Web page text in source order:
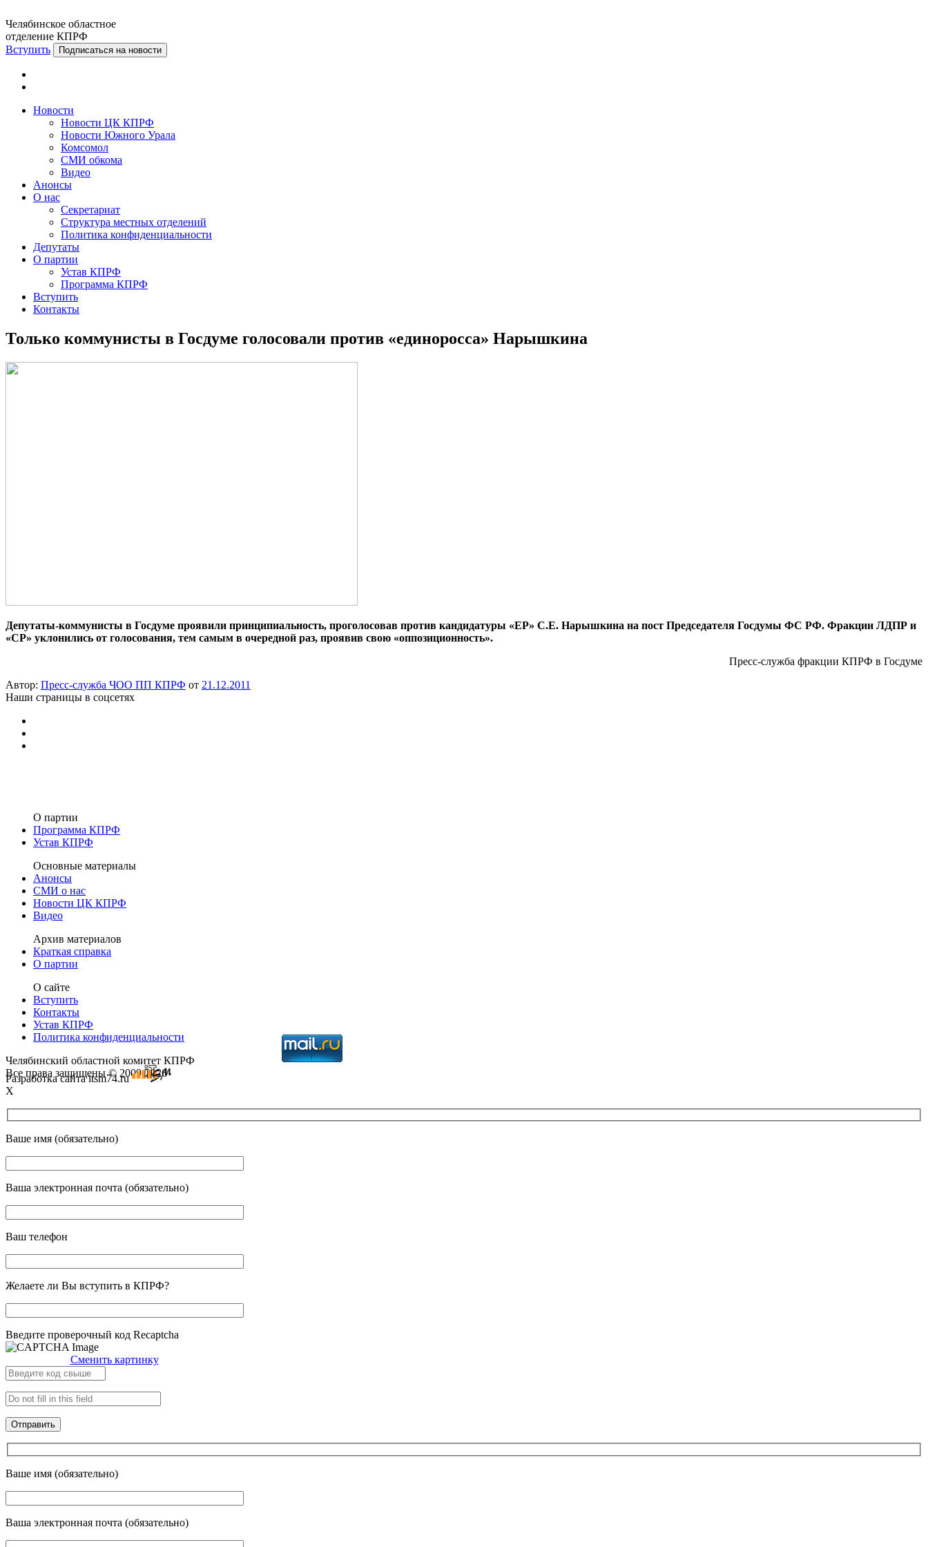
Челябинское областное
отделение КПРФ
Вступить
Подписаться на новости
Новости
Новости ЦК КПРФ
Новости Южного Урала
Комсомол
СМИ обкома
Видео
Анонсы
О нас
Секретариат
Структура местных отделений
Политика конфиденциальности
Депутаты
О партии
Устав КПРФ
Программа КПРФ
Вступить
Контакты
Только коммунисты в Госдуме голосовали против «единоросса» Нарышкина
Депутаты-коммунисты в Госдуме проявили принципиальность, проголосовав против кандидатуры «ЕР» С.Е. Нарышкина на пост Председателя Госдумы ФС РФ. Фракции ЛДПР и
«СР» уклонились от голосования, тем самым в очередной раз, проявив свою «оппозиционность».
Пресс-служба фракции КПРФ в Госдуме
Автор: Пресс-служба ЧОО ПП КПРФ от 21.12.2011
Наши страницы в соцсетях
О партии
Программа КПРФ
Устав КПРФ
Основные материалы
Анонсы
СМИ о нас
Новости ЦК КПРФ
Видео
Архив материалов
Краткая справка
О партии
О сайте
Вступить
Контакты
Устав КПРФ
Политика конфиденциальности
Челябинский областной комитет КПРФ
Все права защищены © 2009-2026
Разработка сайта itsm74.ru
X
Ваше имя (обязательно)
Ваша электронная почта (обязательно)
Ваш телефон
Желаете ли Вы вступить в КПРФ?
Введите проверочный код Recaptcha
Сменить картинку
Ваше имя (обязательно)
Ваша электронная почта (обязательно)